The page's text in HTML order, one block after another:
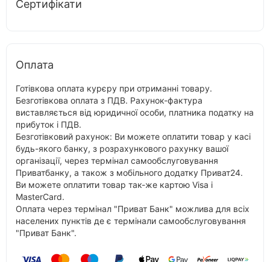
Сертифікати
Оплата
Готівкова оплата курєру при отриманні товару.
Безготівкова оплата з ПДВ. Рахунок-фактура
виставляється від юридичної особи, платника податку на
прибуток і ПДВ.
Безготівковий рахунок: Ви можете оплатити товар у касі
будь-якого банку, з розрахункового рахунку вашої
організації, через термінал самообслуговування
Приватбанку, а також з мобільного додатку Приват24.
Ви можете оплатити товар так-же картою Visa і
MasterCard.
Оплата через термінал "Приват Банк" можлива для всіх
населених пунктів де є термінали самообслуговування
"Приват Банк".